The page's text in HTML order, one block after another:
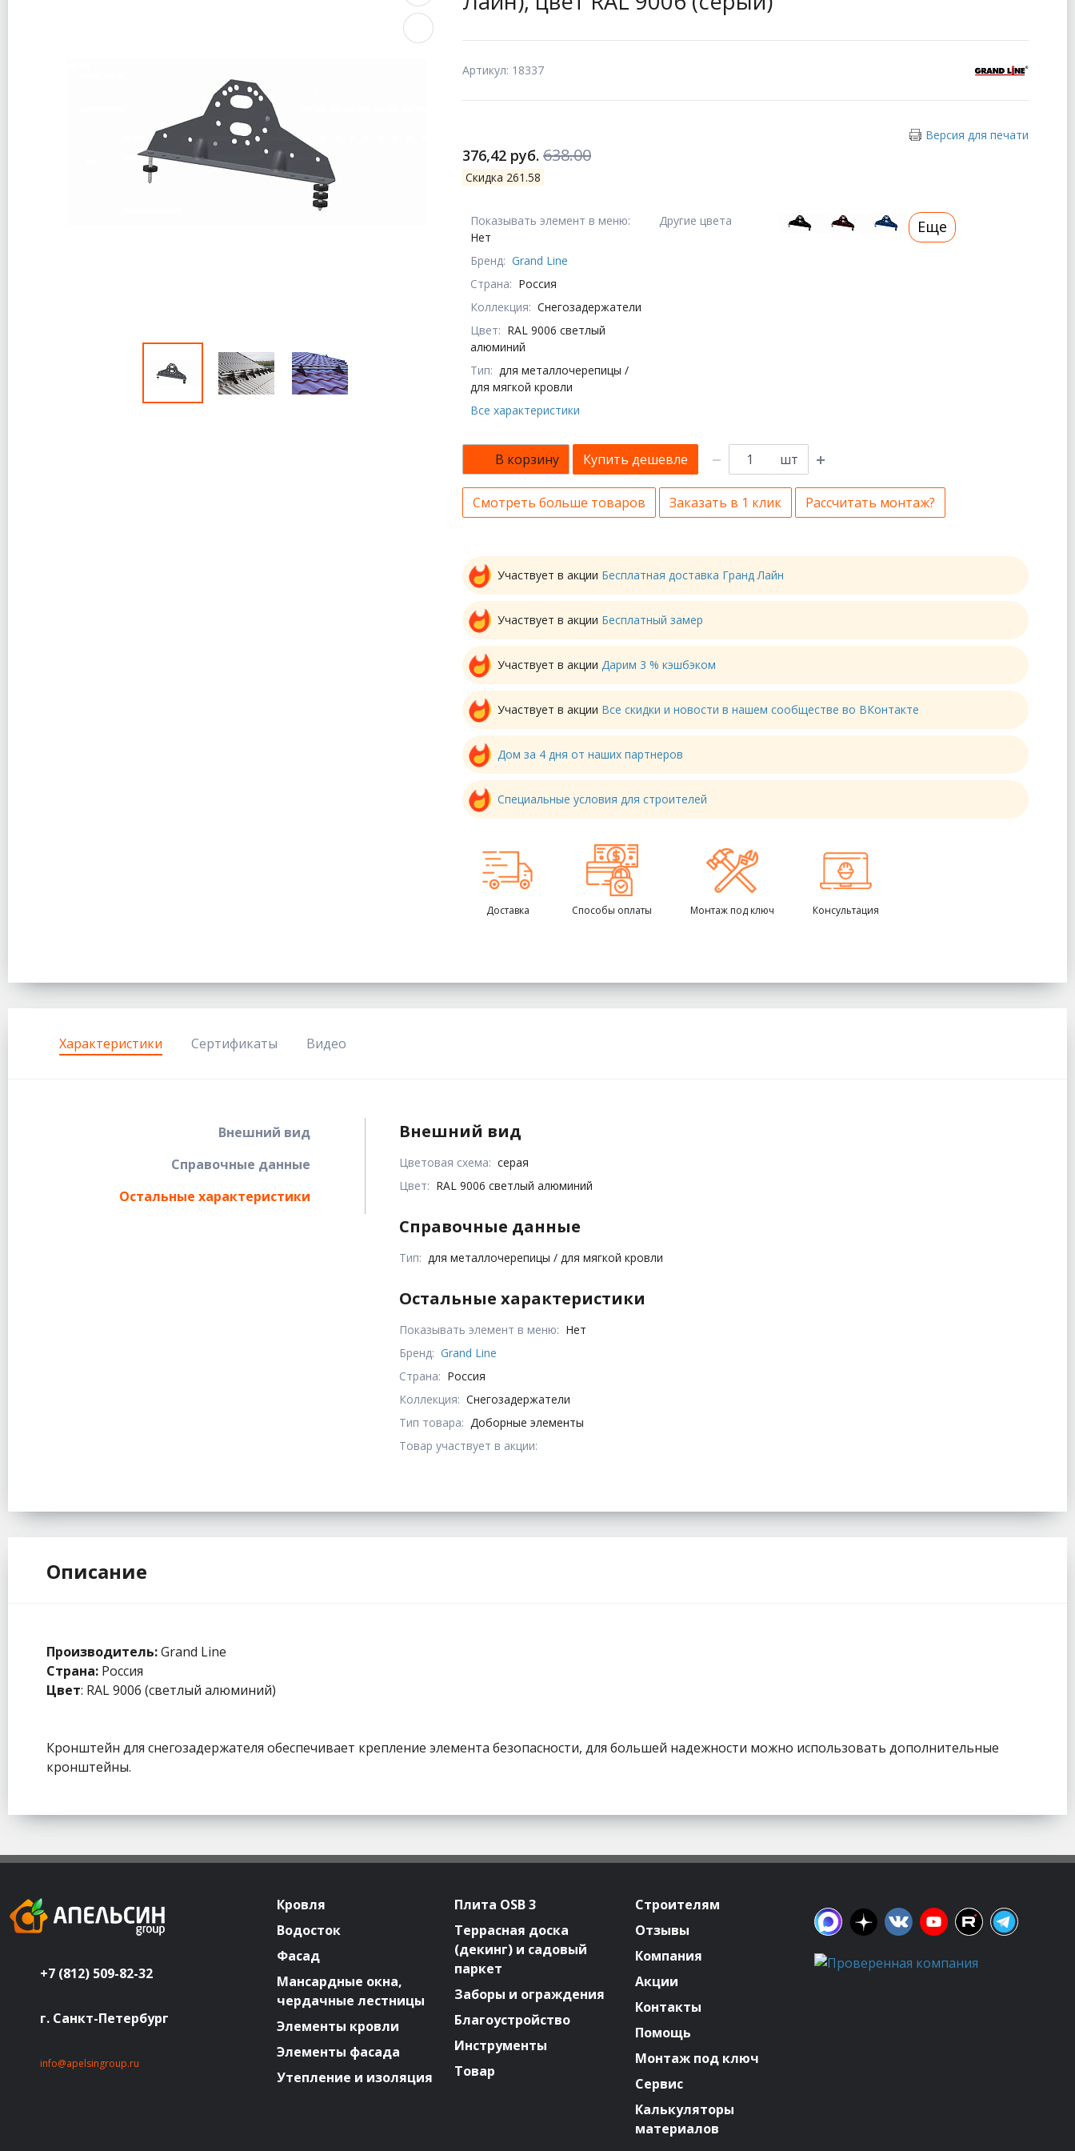
Артикул: 18337
Версия для печати
376,42 руб. 638.00
Скидка 261.58
Показывать элемент в меню:
Нет
Бренд: Grand Line
Страна: Россия
Коллекция: Снегозадержатели
Цвет: RAL 9006 светлый
алюминий
Тип: для металлочерепицы /
для мягкой кровли
Все характеристики
Другие цвета Еще
В корзину Купить дешевле шт
Смотреть больше товаров Заказать в 1 клик Рассчитать монтаж?
Участвует в акции Бесплатная доставка Гранд Лайн
Участвует в акции Бесплатный замер
Участвует в акции Дарим 3 % кэшбэком
Участвует в акции Все скидки и новости в нашем сообществе во ВКонтакте
Дом за 4 дня от наших партнеров
Специальные условия для строителей
Доставка Способы оплаты Монтаж под ключ Консультация
Характеристики Сертификаты Видео
Внешний вид
Справочные данные
Остальные характеристики
Внешний вид
Цветовая схема: серая
Цвет: RAL 9006 светлый алюминий
Справочные данные
Тип: для металлочерепицы / для мягкой кровли
Остальные характеристики
Показывать элемент в меню: Нет
Бренд: Grand Line
Страна: Россия
Коллекция: Снегозадержатели
Тип товара: Доборные элементы
Товар участвует в акции:
Описание
Производитель:Grand Line
Страна: Россия
Цвет: RAL 9006 (светлый алюминий)
Кронштейн для снегозадержателя обеспечивает крепление элемента безопасности, для большей надежности можно использовать дополнительные
кронштейны.
+7 (812) 509-82-32
г. Санкт-Петербург
info@apelsingroup.ru
Кровля
Водосток
Фасад
Мансардные окна,
чердачные лестницы
Элементы кровли
Элементы фасада
Утепление и изоляция
Плита OSB 3
Террасная доска
(декинг) и садовый
паркет
Заборы и ограждения
Благоустройство
Инструменты
Товар
Строителям
Отзывы
Компания
Акции
Контакты
Помощь
Монтаж под ключ
Сервис
Калькуляторы
материалов